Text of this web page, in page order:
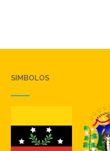
SIMBOLOS